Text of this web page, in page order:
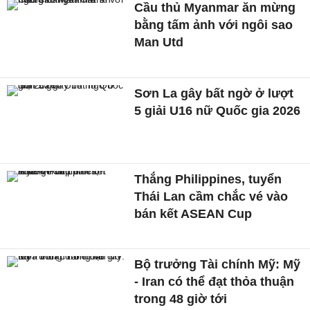
Cầu thủ Myanmar ăn mừng
bằng tấm ảnh với ngôi sao
Man Utd
Sơn La gây bất ngờ ở lượt
5 giải U16 nữ Quốc gia 2026
Thắng Philippines, tuyển
Thái Lan cầm chắc vé vào
bán kết ASEAN Cup
Bộ trưởng Tài chính Mỹ: Mỹ
- Iran có thể đạt thỏa thuận
trong 48 giờ tới